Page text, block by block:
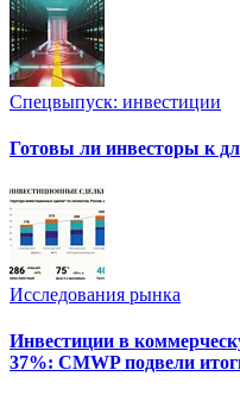
Спецвыпуск: инвестиции
Готовы ли инвесторы к
Исследования рынка
Инвестиции в
37%: CMWP подвели